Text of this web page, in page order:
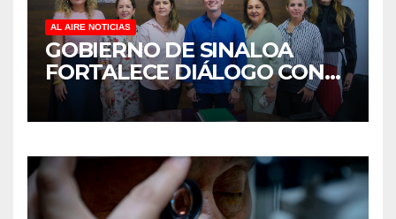
AL AIRE NOTICIAS
GOBIERNO DE SINALOA
FORTALECE DIÁLOGO CON
MUJERES EMPRESARIAS DE
CULIACÁN